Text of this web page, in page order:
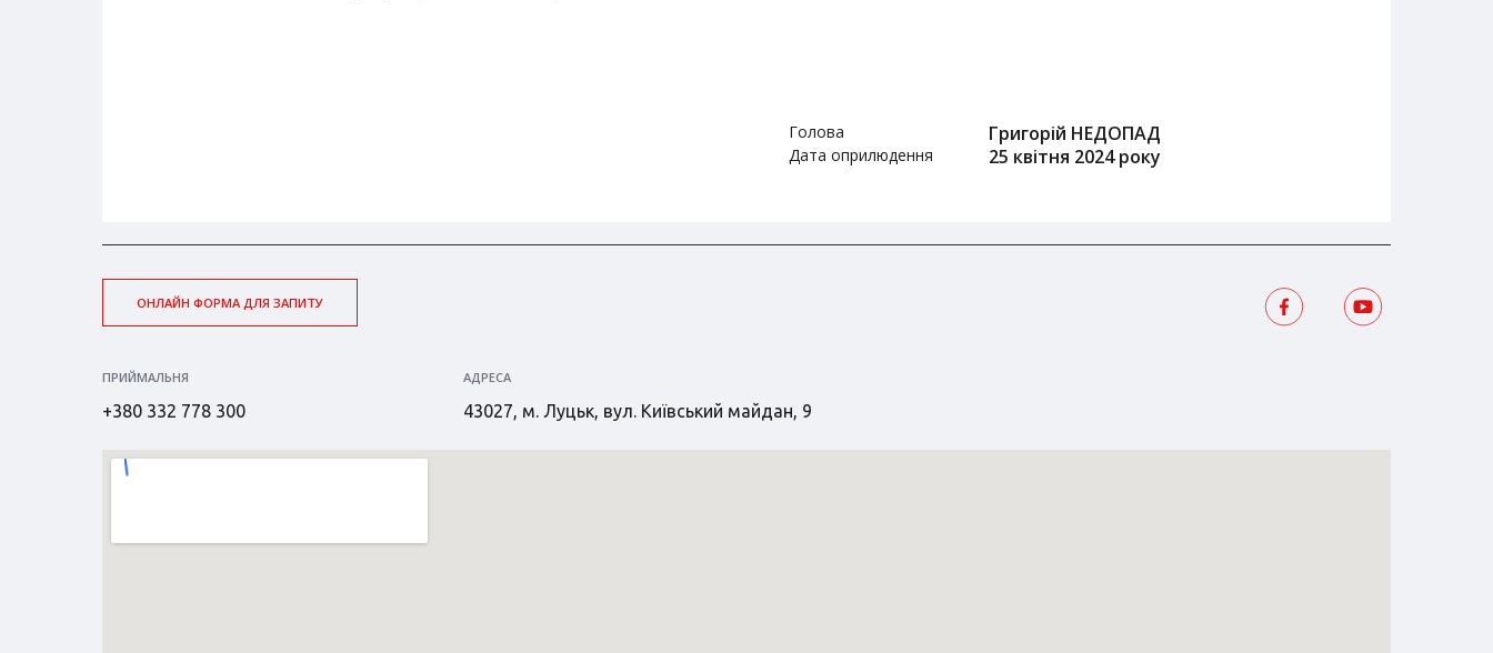
Голова Григорій НЕДОПАД
Дата оприлюдення 25 квітня 2024 року
ОНЛАЙН ФОРМА ДЛЯ ЗАПИТУ
ПРИЙМАЛЬНЯ
+380 332 778 300
АДРЕСА
43027, м. Луцьк, вул. Київський майдан, 9